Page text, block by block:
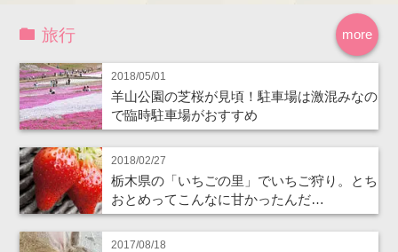
more
旅行
2018/05/01
羊山公園の芝桜が見頃！駐車場は激混みなの
で臨時駐車場がおすすめ
2018/02/27
栃木県の「いちごの里」でいちご狩り。とち
おとめってこんなに甘かったんだ…
2017/08/18